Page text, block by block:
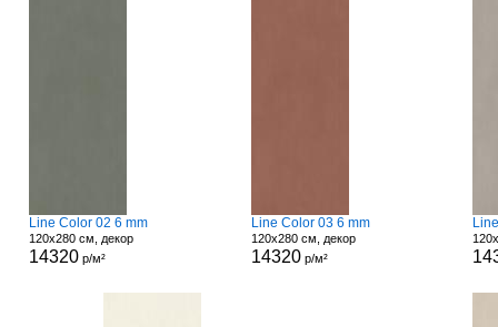
Line Color 02 6 mm
120x280 см, декор
14320 р/м²
Line Color 03 6 mm
120x280 см, декор
14320р/м²